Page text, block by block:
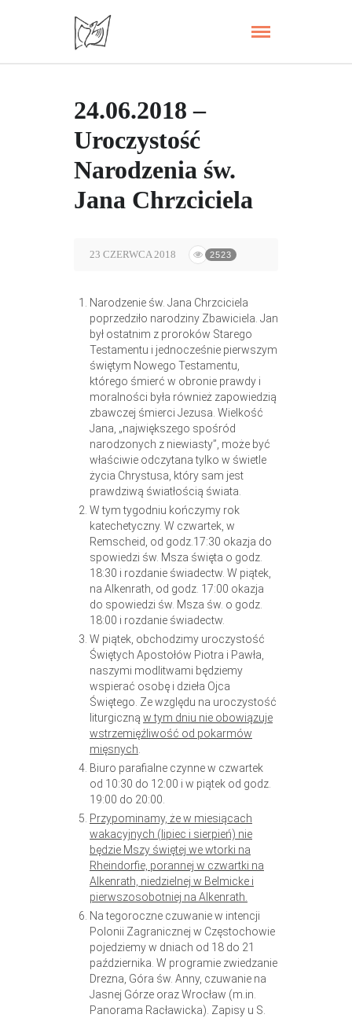
24.06.2018 –
Uroczystość
Narodzenia św.
Jana Chrzciciela
23 CZERWCA 2018 2523
Narodzenie św. Jana Chrzciciela
poprzedziło narodziny Zbawiciela. Jan
był ostatnim z proroków Starego
Testamentu i jednocześnie pierwszym
świętym Nowego Testamentu,
którego śmierć w obronie prawdy i
moralności była również zapowiedzią
zbawczej śmierci Jezusa. Wielkość
Jana, „największego spośród
narodzonych z niewiasty”, może być
właściwie odczytana tylko w świetle
życia Chrystusa, który sam jest
prawdziwą światłością świata.
W tym tygodniu kończymy rok
katechetyczny. W czwartek, w
Remscheid, od godz.17:30 okazja do
spowiedzi św. Msza święta o godz.
18:30 i rozdanie świadectw. W piątek,
na Alkenrath, od godz. 17:00 okazja
do spowiedzi św. Msza św. o godz.
18:00 i rozdanie świadectw.
W piątek, obchodzimy uroczystość
Świętych Apostołów Piotra i Pawła,
naszymi modlitwami będziemy
wspierać osobę i dzieła Ojca
Świętego. Ze względu na uroczystość
liturgiczną w tym dniu nie obowiązuje
wstrzemięźliwość od pokarmów
mięsnych
Biuro parafialne czynne w czwartek
od 10:30 do 12:00 i w piątek od godz.
19:00 do 20:00.
Przypominamy, że w miesiącach
wakacyjnych (lipiec i sierpień) nie
będzie Mszy świętej we wtorki na
Rheindorfie, porannej w czwartki na
Alkenrath, niedzielnej w Belmicke i
pierwszosobotniej na Alkenrath.
Na tegoroczne czuwanie w intencji
Polonii Zagranicznej w Częstochowie
pojedziemy w dniach od 18 do 21
października. W programie zwiedzanie
Drezna, Góra św. Anny, czuwanie na
Jasnej Górze oraz Wrocław (m.in.
Panorama Racławicka). Zapisy u S.